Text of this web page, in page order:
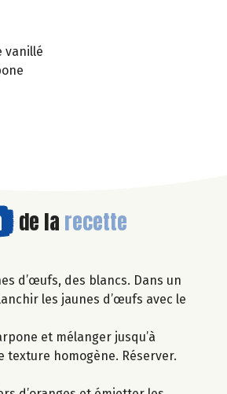
vanillé
de la recette
d’œufs, des blancs. Dans un
les jaunes d’œufs avec le
et mélanger jusqu’à
texture homogène. Réserver.